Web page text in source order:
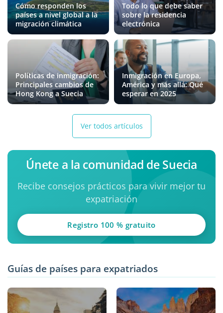
Cómo responden los
países a nivel global a la
migración climática
Todo lo que debe saber
sobre la residencia
electrónica
Políticas de inmigración:
Principales cambios de
Hong Kong a Suecia
Inmigración en Europa,
América y más allá: Qué
esperar en 2025
Ver todos artículos
Únete a la comunidad de Suecia
Recibe consejos prácticos para vivir mejor tu
expatriación
Registro 100 % gratuito
Guías de países para expatriados